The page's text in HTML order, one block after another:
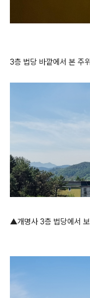
3층 법당 바깥에서 본 주
▲개명사 3층 법당에서